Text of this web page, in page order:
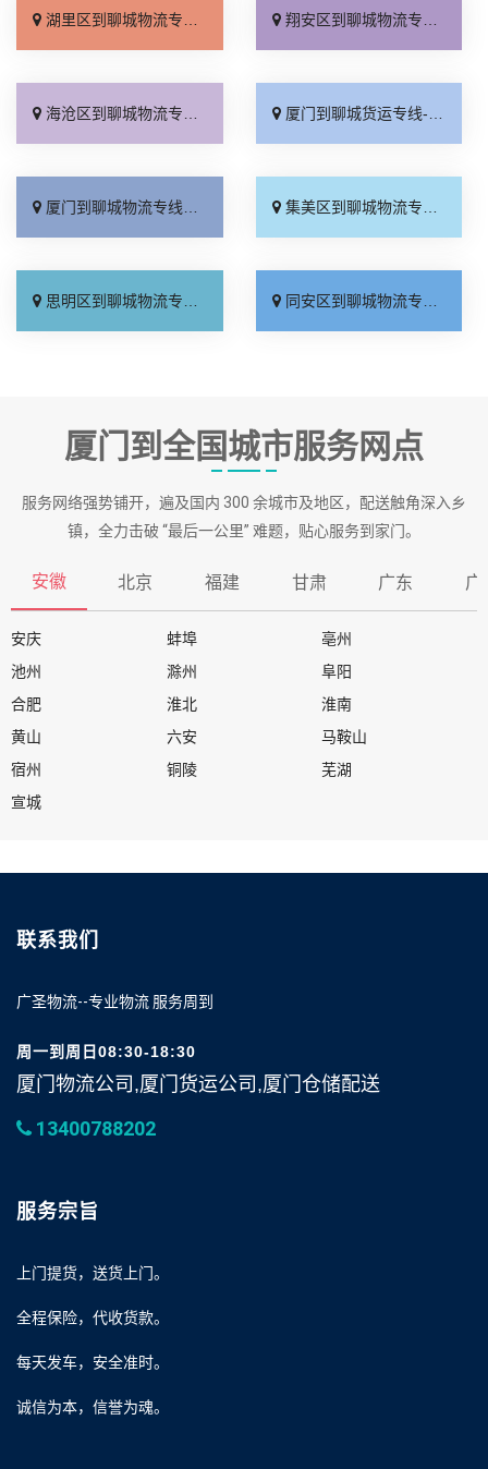
湖里区到聊城物流专线_直通专线「多年经验」 翔安区到聊城物流专线_限时必达「需要几天」
海沧区到聊城物流专线_实时反馈「物流拼车」 厦门到聊城货运专线-厦门到聊城物流公司_专业靠谱「每日发车」
厦门到聊城物流专线_运价查询「专线快运」 集美区到聊城物流专线_专线直达「全境配送」
思明区到聊城物流专线_高速快运「急你所需」 同安区到聊城物流专线_快速直达「市县派送」
厦门到全国城市服务网点
服务网络强势铺开，遍及国内 300 余城市及地区，配送触角深入乡
镇，全力击破 “最后一公里” 难题，贴心服务到家门。
安徽 北京 福建 甘肃 广东 广
安庆 蚌埠
亳州
池州
滁州
阜阳
合肥
淮北
淮南
黄山
六安
马鞍山
宿州
铜陵
芜湖
宣城
联系我们
广圣物流--专业物流 服务周到
周一到周日08:30-18:30
厦门物流公司,厦门货运公司,厦门仓储配送
13400788202
服务宗旨
上门提货，送货上门。
全程保险，代收货款。
每天发车，安全准时。
诚信为本，信誉为魂。